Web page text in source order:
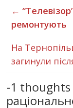
←
ремонтують
На
загинули
-1 thoughts